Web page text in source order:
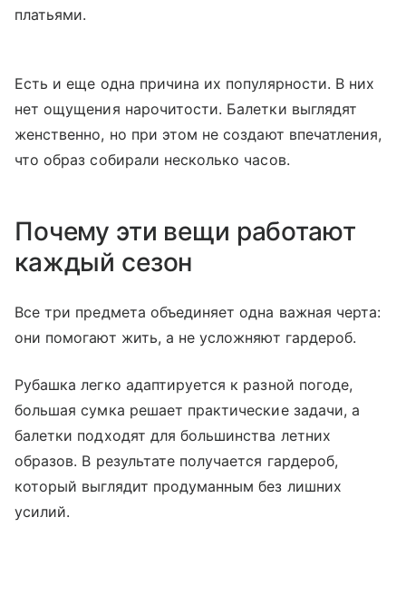
платьями.
Есть и еще одна причина их популярности. В них
нет ощущения нарочитости. Балетки выглядят
женственно, но при этом не создают впечатления,
что образ собирали несколько часов.
Почему эти вещи работают
каждый сезон
Все три предмета объединяет одна важная черта:
они помогают жить, а не усложняют гардероб.
Рубашка легко адаптируется к разной погоде,
большая сумка решает практические задачи, а
балетки подходят для большинства летних
образов. В результате получается гардероб,
который выглядит продуманным без лишних
усилий.